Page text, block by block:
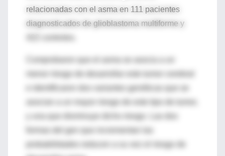
relacionadas con el asma en 111 pacientes
diagnosticados de glioblastoma multiforme y
menor riesgo de desarrollar este tumor cerebral
e identificaron dos variantes genéticas que se
asocian a un mayor riesgo de este tipo de tumor,
y una que disminuye dicho riesgo. Las dos
formas del gen que incrementan las
probabilidades reducen a su vez el riesgo de